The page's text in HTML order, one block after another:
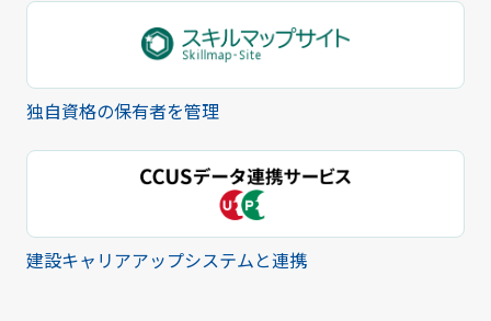
独自資格の保有者を管理
建設キャリアアップシステムと連携